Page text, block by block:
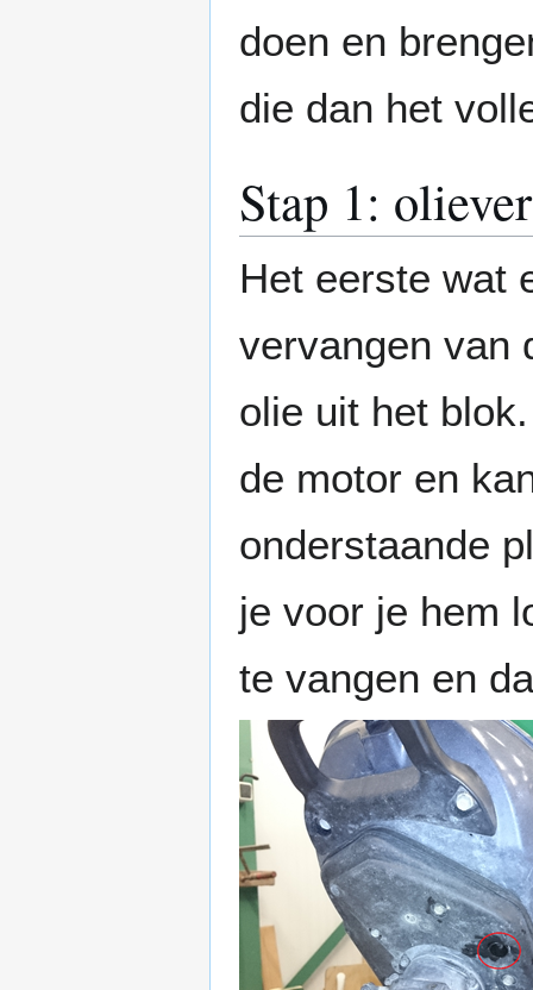
doen en
die dan het
Stap 1:
Het eerste wat
vervangen van
olie uit het
de motor en
onderstaande
je voor je hem
te vangen en